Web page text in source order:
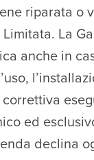
riparata o
La
anche in
ed
declina